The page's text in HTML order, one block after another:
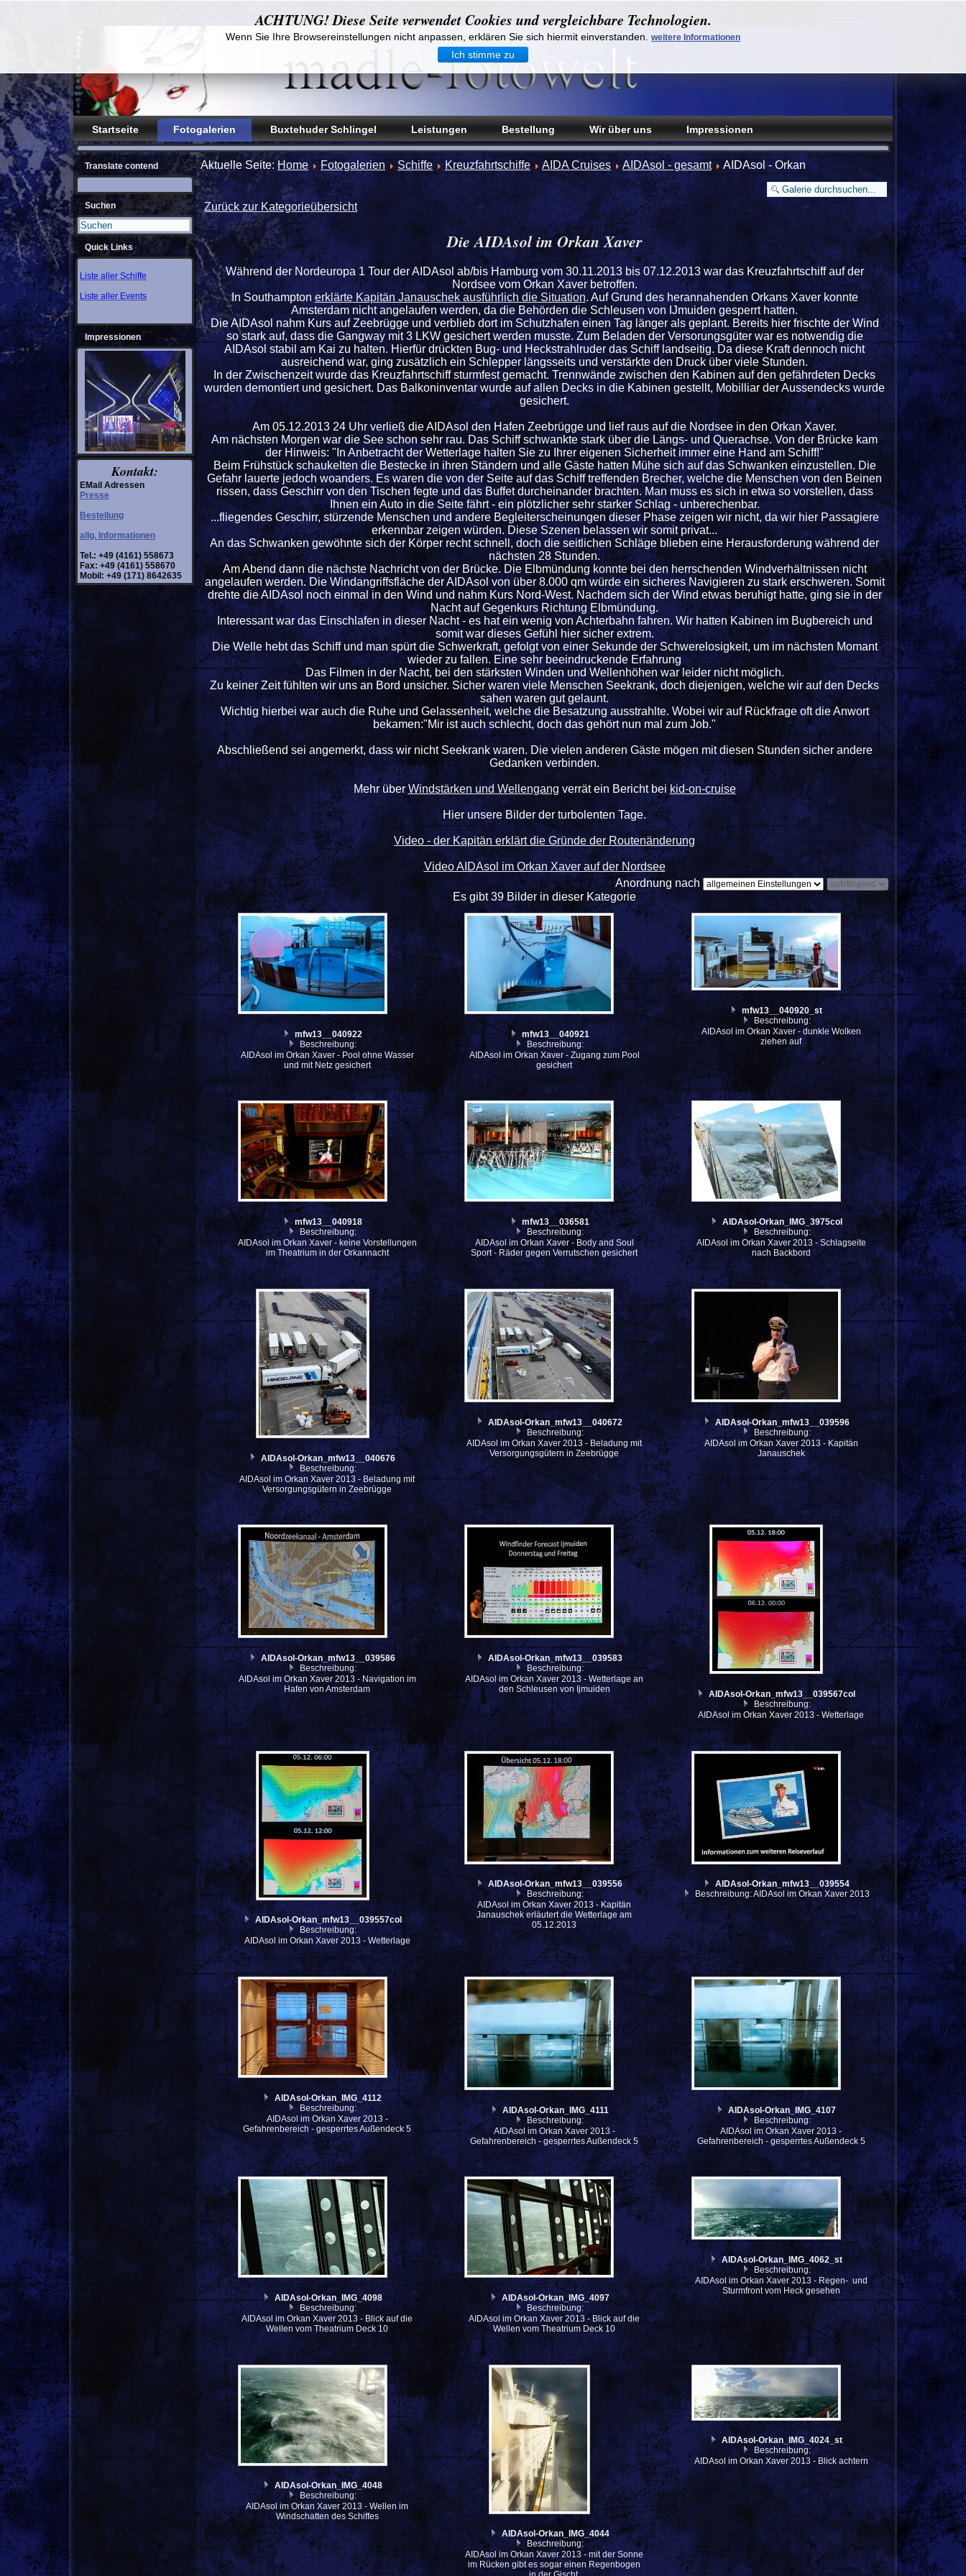
Startseite Fotogalerien Buxtehuder Schlingel Leistungen Bestellung Wir über uns Impressionen
ACHTUNG! Diese Seite verwendet Cookies und vergleichbare Technologien.
Wenn Sie Ihre Browsereinstellungen nicht anpassen, erklären Sie sich hiermit einverstanden. weitere Informationen
Ich stimme zu
Translate contend
Suchen
Quick Links
Liste aller Schiffe
Liste aller Events
Impressionen
Kontakt:
EMail Adressen
Presse
Bestellung
allg. Informationen
Tel.: +49 (4161) 558673
Fax: +49 (4161) 558670
Mobil: +49 (171) 8642635
Aktuelle Seite: Home Fotogalerien Schiffe Kreuzfahrtschiffe AIDA Cruises AIDAsol - gesamt AIDAsol - Orkan
Zurück zur Kategorieübersicht
Die AIDAsol im Orkan Xaver
Während der Nordeuropa 1 Tour der AIDAsol ab/bis Hamburg vom 30.11.2013 bis 07.12.2013 war das Kreuzfahrtschiff auf der
Nordsee vom Orkan Xaver betroffen.
In Southampton erklärte Kapitän Janauschek ausführlich die Situation. Auf Grund des herannahenden Orkans Xaver konnte
Amsterdam nicht angelaufen werden, da die Behörden die Schleusen von Ĳmuiden gesperrt hatten.
Die AIDAsol nahm Kurs auf Zeebrügge und verblieb dort im Schutzhafen einen Tag länger als geplant. Bereits hier frischte der Wind
so stark auf, dass die Gangway mit 3 LKW gesichert werden musste. Zum Beladen der Versorungsgüter war es notwendig die
AIDAsol stabil am Kai zu halten. Hierfür drückten Bug- und Heckstrahlruder das Schiff landseitig. Da diese Kraft dennoch nicht
ausreichend war, ging zusätzlich ein Schlepper längsseits und verstärkte den Druck über viele Stunden.
In der Zwischenzeit wurde das Kreuzfahrtschiff sturmfest gemacht. Trennwände zwischen den Kabinen auf den gefährdeten Decks
wurden demontiert und gesichert. Das Balkoninventar wurde auf allen Decks in die Kabinen gestellt, Mobilliar der Aussendecks wurde
gesichert.
Am 05.12.2013 24 Uhr verließ die AIDAsol den Hafen Zeebrügge und lief raus auf die Nordsee in den Orkan Xaver.
Am nächsten Morgen war die See schon sehr rau. Das Schiff schwankte stark über die Längs- und Querachse. Von der Brücke kam
der Hinweis: "In Anbetracht der Wetterlage halten Sie zu Ihrer eigenen Sicherheit immer eine Hand am Schiff!"
Beim Frühstück schaukelten die Bestecke in ihren Ständern und alle Gäste hatten Mühe sich auf das Schwanken einzustellen. Die
Gefahr lauerte jedoch woanders. Es waren die von der Seite auf das Schiff treffenden Brecher, welche die Menschen von den Beinen
rissen, dass Geschirr von den Tischen fegte und das Buffet durcheinander brachten. Man muss es sich in etwa so vorstellen, dass
Ihnen ein Auto in die Seite fährt - ein plötzlicher sehr starker Schlag - unberechenbar.
...fliegendes Geschirr, stürzende Menschen und andere Begleiterscheinungen dieser Phase zeigen wir nicht, da wir hier Passagiere
erkennbar zeigen würden. Diese Szenen belassen wir somit privat...
An das Schwanken gewöhnte sich der Körper recht schnell, doch die seitlichen Schläge blieben eine Herausforderung während der
nächsten 28 Stunden.
Am Abend dann die nächste Nachricht von der Brücke. Die Elbmündung konnte bei den herrschenden Windverhältnissen nicht
angelaufen werden. Die Windangriffsfläche der AIDAsol von über 8.000 qm würde ein sicheres Navigieren zu stark erschweren. Somit
drehte die AIDAsol noch einmal in den Wind und nahm Kurs Nord-West. Nachdem sich der Wind etwas beruhigt hatte, ging sie in der
Nacht auf Gegenkurs Richtung Elbmündung.
Interessant war das Einschlafen in dieser Nacht - es hat ein wenig von Achterbahn fahren. Wir hatten Kabinen im Bugbereich und
somit war dieses Gefühl hier sicher extrem.
Die Welle hebt das Schiff und man spürt die Schwerkraft, gefolgt von einer Sekunde der Schwerelosigkeit, um im nächsten Momant
wieder zu fallen. Eine sehr beeindruckende Erfahrung
DasFilmen in der Nacht, bei den stärksten Winden und Wellenhöhen war leider nicht möglich.
Zu keiner Zeit fühlten wir uns an Bord unsicher. Sicher waren viele Menschen Seekrank, doch diejenigen, welche wir auf den Decks
sahen waren gut gelaunt.
Wichtig hierbei war auch die Ruhe und Gelassenheit, welche die Besatzung ausstrahlte. Wobei wir auf Rückfrage oft die Anwort
bekamen:"Mir ist auch schlecht, doch das gehört nun mal zum Job."
Abschließend sei angemerkt, dass wir nicht Seekrank waren. Die vielen anderen Gäste mögen mit diesen Stunden sicher andere
Gedanken verbinden.
Mehr überWindstärken und Wellengang verrät ein Bericht beikid-on-cruise
Hier unsere Bilder der turbolenten Tage.
Video - der Kapitän erklärt die Gründe der Routenänderung
Video AIDAsol im Orkan Xaver auf der Nordsee
Anordnung nach
Es gibt 39 Bilder in dieser Kategorie
mfw13__040922
Beschreibung:
AIDAsol im Orkan Xaver - Pool ohne Wasser
und mit Netz gesichert
mfw13__040921
Beschreibung:
AIDAsol im Orkan Xaver - Zugang zum Pool
gesichert
mfw13__040920_st
Beschreibung:
AIDAsol im Orkan Xaver - dunkle Wolken
ziehen auf
mfw13__040918
Beschreibung:
AIDAsol im Orkan Xaver - keine Vorstellungen
im Theatrium in der Orkannacht
mfw13__036581
Beschreibung:
AIDAsol im Orkan Xaver - Body and Soul
Sport - Räder gegen Verrutschen gesichert
AIDAsol-Orkan_IMG_3975col
Beschreibung:
AIDAsol im Orkan Xaver 2013 - Schlagseite
nach Backbord
AIDAsol-Orkan_mfw13__040676
Beschreibung:
AIDAsol im Orkan Xaver 2013 - Beladung mit
Versorgungsgütern in Zeebrügge
AIDAsol-Orkan_mfw13__040672
Beschreibung:
AIDAsol im Orkan Xaver 2013 - Beladung mit
Versorgungsgütern in Zeebrügge
AIDAsol-Orkan_mfw13__039596
Beschreibung:
AIDAsol im Orkan Xaver 2013 - Kapitän
Janauschek
AIDAsol-Orkan_mfw13__039586
Beschreibung:
AIDAsol im Orkan Xaver 2013 - Navigation im
Hafen von Amsterdam
AIDAsol-Orkan_mfw13__039583
Beschreibung:
AIDAsol im Orkan Xaver 2013 - Wetterlage an
den Schleusen von Ijmuiden
AIDAsol-Orkan_mfw13__039567col
Beschreibung:
AIDAsol im Orkan Xaver 2013 - Wetterlage
AIDAsol-Orkan_mfw13__039557col
Beschreibung:
AIDAsol im Orkan Xaver 2013 - Wetterlage
AIDAsol-Orkan_mfw13__039556
Beschreibung:
AIDAsol im Orkan Xaver 2013 - Kapitän
Janauschek erläutert die Wetterlage am
05.12.2013
AIDAsol-Orkan_mfw13__039554
Beschreibung: AIDAsol im Orkan Xaver 2013
AIDAsol-Orkan_IMG_4112
Beschreibung:
AIDAsol im Orkan Xaver 2013 -
Gefahrenbereich - gesperrtes Außendeck 5
AIDAsol-Orkan_IMG_4111
Beschreibung:
AIDAsol im Orkan Xaver 2013 -
Gefahrenbereich - gesperrtes Außendeck 5
AIDAsol-Orkan_IMG_4107
Beschreibung:
AIDAsol im Orkan Xaver 2013 -
Gefahrenbereich - gesperrtes Außendeck 5
AIDAsol-Orkan_IMG_4098
Beschreibung:
AIDAsol im Orkan Xaver 2013 - Blick auf die
Wellen vom Theatrium Deck 10
AIDAsol-Orkan_IMG_4097
Beschreibung:
AIDAsol im Orkan Xaver 2013 - Blick auf die
Wellen vom Theatrium Deck 10
AIDAsol-Orkan_IMG_4062_st
Beschreibung:
AIDAsol im Orkan Xaver 2013 - Regen- und
Sturmfront vom Heck gesehen
AIDAsol-Orkan_IMG_4048
Beschreibung:
AIDAsol im Orkan Xaver 2013 - Wellen im
Windschatten des Schiffes
AIDAsol-Orkan_IMG_4044
Beschreibung:
AIDAsol im Orkan Xaver 2013 - mit der Sonne
im Rücken gibt es sogar einen Regenbogen
AIDAsol-Orkan_IMG_4024_st
Beschreibung:
AIDAsol im Orkan Xaver 2013 - Blick achtern